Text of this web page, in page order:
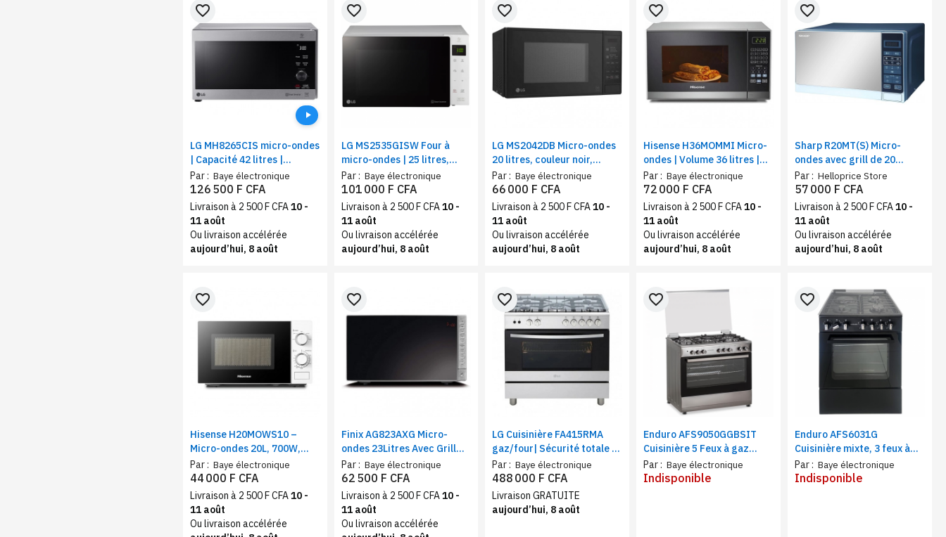
LG MH8265CIS micro-ondes
| Capacité 42 litres |
couleur silver
Par : Baye électronique
favorite_border
126 500 F CFA
Livraison à 2 500 F CFA10 -
11 août
Ou livraison accélérée
aujourd’hui, 8 août
LG MS2535GISW Four à
micro-ondes | 25 litres,
Blanc | Gril, écran tactile en
verre | Dual Control
Par : Baye électronique
favorite_border
101 000 F CFA
Livraison à 2 500 F CFA10 -
11 août
Ou livraison accélérée
aujourd’hui, 8 août
LG MS2042DB Micro-ondes
20 litres, couleur noir,
EasyClea , i-wave
Par : Baye électronique
favorite_border
66 000 F CFA
Livraison à 2 500 F CFA10 -
11 août
Ou livraison accélérée
aujourd’hui, 8 août
Hisense H36MOMMI Micro-
ondes | Volume 36 litres |
Fonction automatique de
cuisson
Par : Baye électronique
favorite_border
72 000 F CFA
Livraison à 2 500 F CFA10 -
11 août
Ou livraison accélérée
aujourd’hui, 8 août
Sharp R20MT(S) Micro-
ondes avec grill de 20
Litres, Silver
Par : Helloprice Store
favorite_border
57 000 F CFA
Livraison à 2 500 F CFA10 -
11 août
Ou livraison accélérée
aujourd’hui, 8 août
Hisense H20MOWS10 –
Micro-ondes 20L, 700W,
Commande mécanique 6
niveaux
Par : Baye électronique
favorite_border
44 000 F CFA
Livraison à 2 500 F CFA10 -
11 août
Ou livraison accélérée
Finix AG823AXG Micro-
ondes 23Litres Avec Grill
Noir/Gris
Par : Baye électronique
favorite_border
62 500 F CFA
Livraison à 2 500 F CFA10 -
11 août
Ou livraison accélérée
LG Cuisinière FA415RMA
gaz/four| Sécurité totale |
Système de chauffage
combiné | Rôtissoire
Par : Baye électronique
favorite_border
488 000 F CFA
Livraison GRATUITE
aujourd’hui, 8 août
Enduro AFS9050GGBSIT
Cuisinière 5 Feux à gaz
90X60 | Grill double bouton
Par : Baye électronique
favorite_border
Indisponible
Enduro AFS6031G
Cuisinière mixte, 3 feux à
gaz et 1 feu électrique
Par : Baye électronique
favorite_border
Indisponible